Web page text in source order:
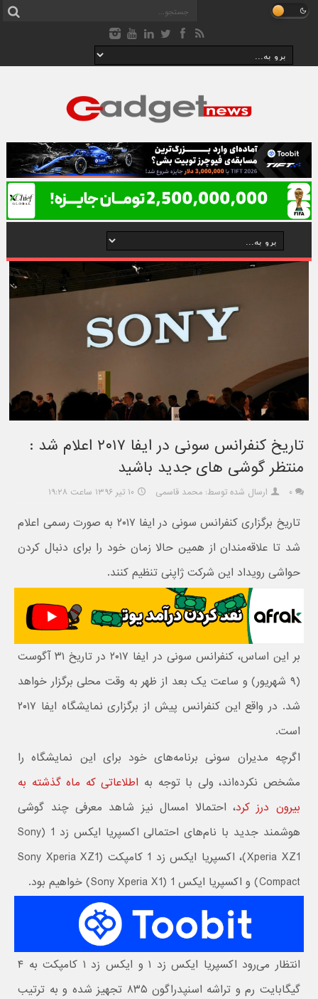
تاریخ کنفرانس سونی در ایفا ۲۰۱۷ اعلام شد :
منتظر گوشی های جدید باشید
۰ ارسال شده توسط: محمد قاسمی ۱۰ تیر ۱۳۹۶ ساعت ۱۹:۲۸
تاریخ برگزاری کنفرانس سونی در ایفا ۲۰۱۷ به صورت رسمی اعلام
شد تا علاقه‌مندان از همین حالا زمان خود را برای دنبال کردن
حواشی رویداد این شرکت ژاپنی تنظیم کنند.
بر این اساس، کنفرانس سونی در ایفا ۲۰۱۷ در تاریخ ۳۱ آگوست
(۹ شهریور) و ساعت یک بعد از ظهر به وقت محلی برگزار خواهد
شد. در واقع این کنفرانس پیش از برگزاری نمایشگاه ایفا ۲۰۱۷
است.
اگرچه مدیران سونی برنامه‌های خود برای این نمایشگاه را
مشخص نکرده‌اند، ولی با توجه به اطلاعاتی که ماه گذشته به
بیرون درز کرد، احتمالا امسال نیز شاهد معرفی چند گوشی
هوشمند جدید با نام‌های احتمالی اکسپریا ایکس زد 1 (Sony
Xperia XZ1)، اکسپریا ایکس زد 1 کامپکت (Sony Xperia XZ1
Compact) و اکسپریا ایکس 1 (Sony Xperia X1) خواهیم بود.
انتظار می‌رود اکسپریا ایکس زد ۱ و ایکس زد ۱ کامپکت به ۴
گیگابایت رم و تراشه اسنپدراگون ۸۳۵ تجهیز شده و به ترتیب